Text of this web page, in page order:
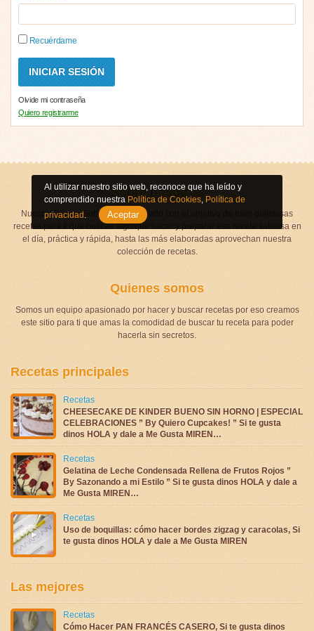
Recuérdame
Olvide mi contraseña
Quiero registrarme
Sobre nosotros
Nuestra Receta Soberana fue creado con el objetivo de traer deliciosas
recetas para ti que buscas algo que hacer y preparar esa receta sabrosa en
el día, práctica y rápida, hasta las más elaboradas aprovechan nuestra
colección de recetas.
Quienes somos
Somos un equipo apasionado por hacer y buscar recetas por eso creamos
este sitio para ti que amas la comodidad de buscar tu receta para poder
hacerla sin secretos.
Recetas principales
Recetas
CHEESECAKE DE KINDER BUENO SIN HORNO | ESPECIAL
CELEBRACIONES ” By Quiero Cupcakes! ” Si te gusta
dinos HOLA y dale a Me Gusta MIREN…
Recetas
Gelatina de Leche Condensada Rellena de Frutos Rojos ”
By Sazonando a mi Estilo ” Si te gusta dinos HOLA y dale a
Me Gusta MIREN…
Recetas
Uso de boquillas: cómo hacer bordes zigzag y caracolas, Si
te gusta dinos HOLA y dale a Me Gusta MIREN
Las mejores
Recetas
Cómo Hacer PAN FRANCÉS CASERO, Si te gusta dinos
Al utilizar nuestro sitio web, reconoce que ha leído y
comprendido nuestra Política de Cookies, Política de
privacidad . Aceptar